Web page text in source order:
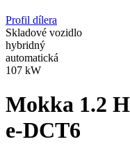
Profil dílera
Skladové vozidlo
hybridný
automatická
107 kW
Mokka 1.2
e-DCT6